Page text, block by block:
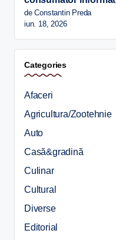
de Constantin Preda
iun. 18, 2026
Categories
Afaceri
Agricultura/Zootehnie
Auto
Casă&gradină
Culinar
Cultural
Diverse
Editorial